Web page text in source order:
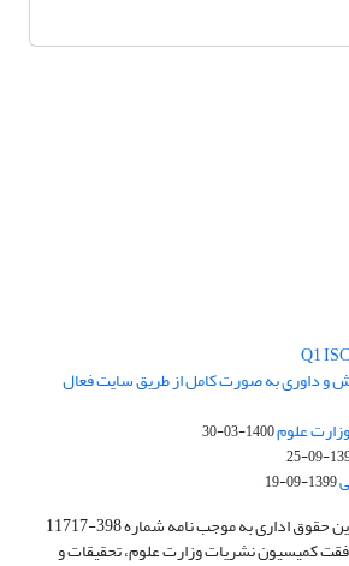
و داوری به صورت کامل از طریق سایت فعال
علوم1400-03-30
1399-09-19
فصلنامه پژوهش های نوین حقوق اداری به موجب نامه شماره 398-11717
09/19 با موافقت کمیسیون نشریات وزارت علوم، تحقیقات و